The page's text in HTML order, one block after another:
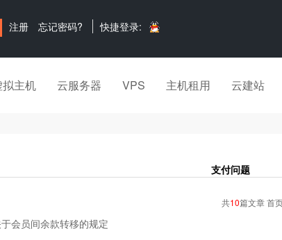
注册 忘记密码? 快捷登录:
拟主机 云服务器 VPS 主机租用 云建站
支付问题
共10篇文章 首
会员间余款转移的规定